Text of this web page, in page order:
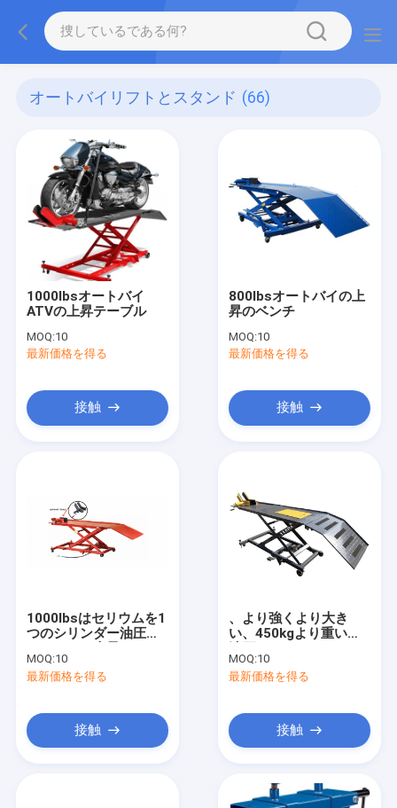
オートバイリフトとスタンド (66)
1000lbsオートバイ
ATVの上昇テーブル
MOQ:10
最新価格を得る
接触
800lbsオートバイの上
昇のベンチ
MOQ:10
最新価格を得る
接触
1000lbsはセリウムを1
つのシリンダー油圧オ
チ切る
MOQ:10
最新価格を得る
接触
、より強くより大き
い、450kgより重い、
の上昇テーブル
MOQ:10
最新価格を得る
接触